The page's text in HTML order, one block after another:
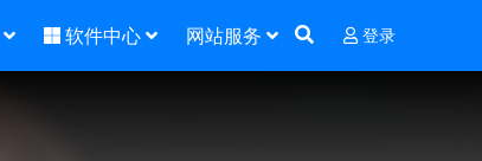
软件中心 网站服务 登录